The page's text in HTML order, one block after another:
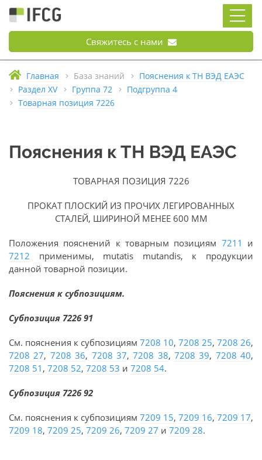
Свяжитесь с нами
Главная База знаний
Пояснения к ТН ВЭД ЕАЭС
Раздел XV
Группа 72
Подгруппа 4
Товарная позиция 7226
Пояснения к ТН ВЭД ЕАЭС
ТОВАРНАЯ ПОЗИЦИЯ 7226
ПРОКАТ ПЛОСКИЙ ИЗ ПРОЧИХ ЛЕГИРОВАННЫХ
СТАЛЕЙ, ШИРИНОЙ МЕНЕЕ 600 ММ
Положения пояснений к товарным позициям 7211 и
7212 применимы, mutatis mutandis, к продукции
данной товарной позиции.
Пояснения к субпозициям.
Субпозиция 7226 91
См. пояснения к субпозициям 7208 10, 7208 25, 7208 26,
7208 27, 7208 36, 7208 37,7208 38, 7208 39, 7208 40,
7208 51 , 7208 52, 7208 53 и 7208 54.
Субпозиция 7226 92
См. пояснения к субпозициям 7209 15, 7209 16, 7209 17,
7209 18, 7209 25, 7209 26, 7209 27 и 7209 28.